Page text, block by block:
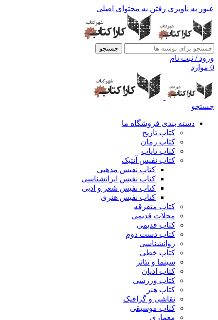
عبور به ناوبری رفتن به محتوای اصلی
جستجو
ورود / ثبت نام
0 موارد
جستجو
دسته بندی فروشگاه ما
کتاب تاریخ
کتاب رمان
کتاب نایاب
کتاب نفیس آنتیک
کتاب نفیس مذهبی
کتاب نفیس ایرانشناسی
کتاب نفیس شعر و ادبی
کتاب نفیس هنری
کتاب متفرقه
مجلات قدیمی
کتاب قدیمی
کتاب دست دوم
روانشناسی
کتاب خطی
سینما و تئاتر
کتاب ادیان
کتاب ورزشی
کتاب هنر
نقاشی و گرافیک
کتاب موسیقی
معماری